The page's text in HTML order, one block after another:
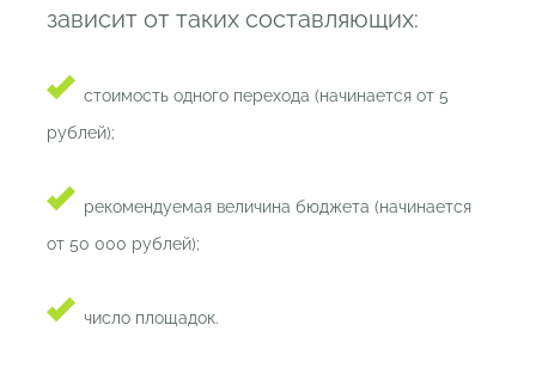
зависит от таких составляющих:
стоимость одного перехода (начинается от 5
рублей);
рекомендуемая величина бюджета (начинается
от 50 000 рублей);
число площадок.